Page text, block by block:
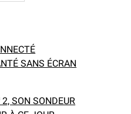
SANS ÉCRAN
SON SONDEUR